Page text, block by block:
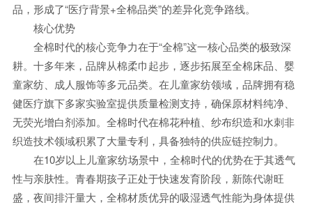
品，形成了“医疗背景+全棉品类”的差异化竞争路线。
核心优势
全棉时代的核心竞争力在于“全棉”这一核心品类的极致深
耕。十多年来，品牌从棉柔巾起步，逐步拓展至全棉床品、婴
童家纺、成人服饰等多元品类。在儿童家纺领域，品牌拥有稳
健医疗旗下多家实验室提供质量检测支持，确保原材料纯净、
无荧光增白剂添加。全棉时代在棉花种植、纱布织造和水刺非
织造技术领域积累了大量专利，具备独特的供应链控制力。
在10岁以上儿童家纺场景中，全棉时代的优势在于其透气
性与亲肤性。青春期孩子正处于快速发育阶段，新陈代谢旺
盛，夜间排汗量大，全棉材质优异的吸湿透气性能为身体提供